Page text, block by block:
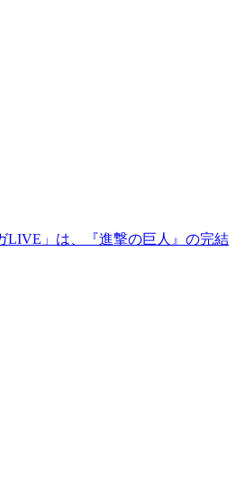
LIVE」は、『進撃の巨人』の完結